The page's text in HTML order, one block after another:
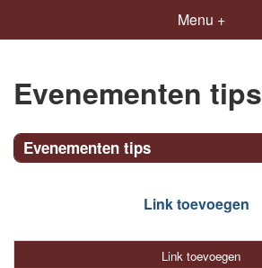
Menu +
Evenementen tips
Evenementen tips
Link toevoegen
Link toevoegen